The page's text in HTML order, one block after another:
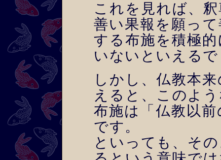
これを見れば、
善い果報を願っ
する布施を積極
いないといえる
しかし、仏教本
えると、このよ
布施は「仏教以
です。
といっても、そ